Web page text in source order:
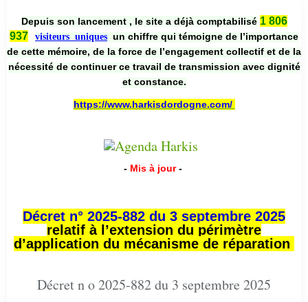
Depuis son lancement , le site a déjà comptabilisé 1 806
937
visiteurs uniques un chiffre qui témoigne de l’importance
de cette mémoire, de la force de l’engagement collectif et de la
nécessité de continuer ce travail de transmission avec dignité
et constance.
https://www.harkisdordogne.com/
- Mis à jour -
Décret n° 2025-882 du 3 septembre 2025
relatif à l’extension du périmètre
d’application du mécanisme de réparation
Décret n o 2025-882 du 3 septembre 2025